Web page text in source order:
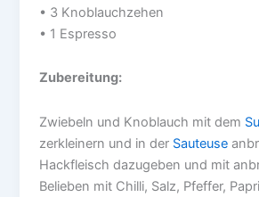
• 3 Knoblauchzehen
• 1 Espresso
Zubereitung:
Zwiebeln und Knoblauch mit dem
zerkleinern und in der Sauteuse
Hackfleisch dazugeben und mit
Belieben mit Chilli, Salz, Pfeffer,